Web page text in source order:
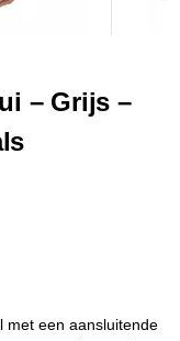
– Grijs –
met een aansluitende